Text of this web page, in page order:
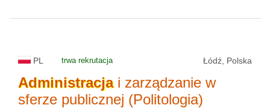
PL trwa rekrutacja Łódź, Polska
Administracjai zarządzanie w
sferze publicznej (Politologia)